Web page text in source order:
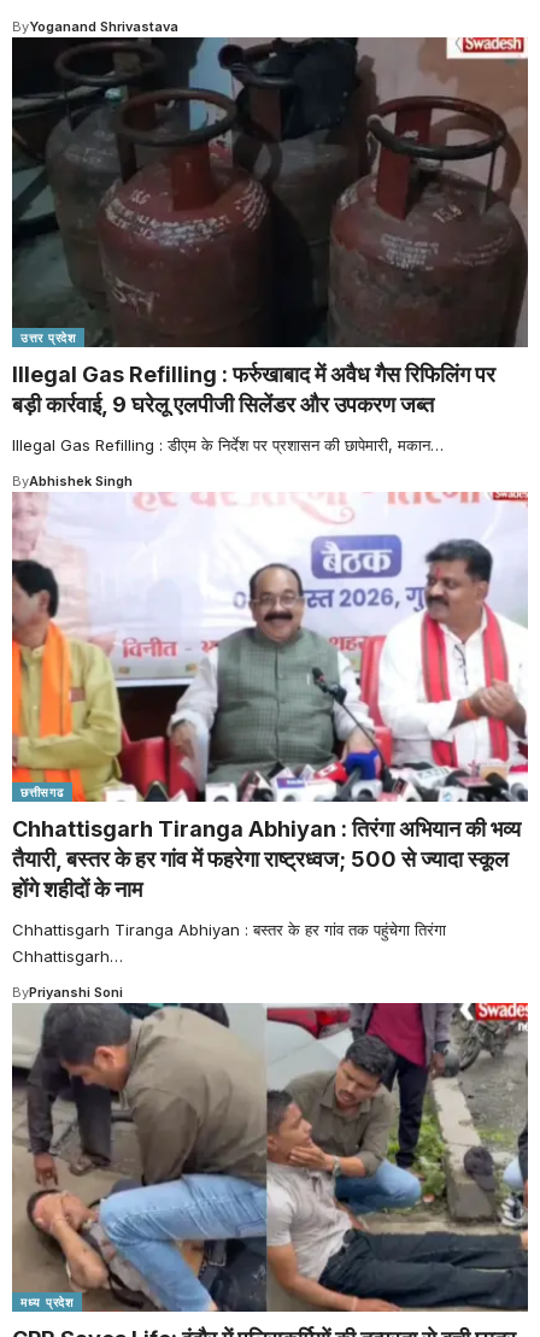
ByYoganand Shrivastava
उत्तर प्रदेश
Illegal Gas Refilling : फर्रुखाबाद में अवैध गैस रिफिलिंग पर
बड़ी कार्रवाई, 9 घरेलू एलपीजी सिलेंडर और उपकरण जब्त
Illegal Gas Refilling : डीएम के निर्देश पर प्रशासन की छापेमारी, मकान…
ByAbhishek Singh
छत्तीसगढ
Chhattisgarh Tiranga Abhiyan : तिरंगा अभियान की भव्य
तैयारी, बस्तर के हर गांव में फहरेगा राष्ट्रध्वज; 500 से ज्यादा स्कूल
होंगे शहीदों के नाम
Chhattisgarh Tiranga Abhiyan : बस्तर के हर गांव तक पहुंचेगा तिरंगा
Chhattisgarh…
ByPriyanshi Soni
मध्य प्रदेश